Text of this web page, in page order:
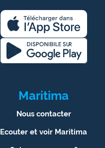
Maritima
Nous contacter
Ecouter et voir Maritima